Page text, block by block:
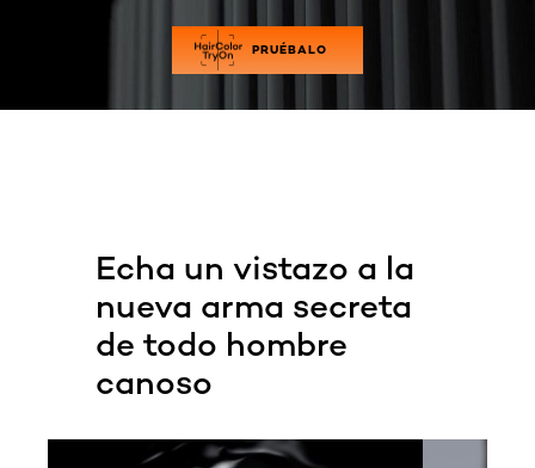
PRUÉBALO
Echa un vistazo a la
nueva arma secreta
de todo hombre
canoso